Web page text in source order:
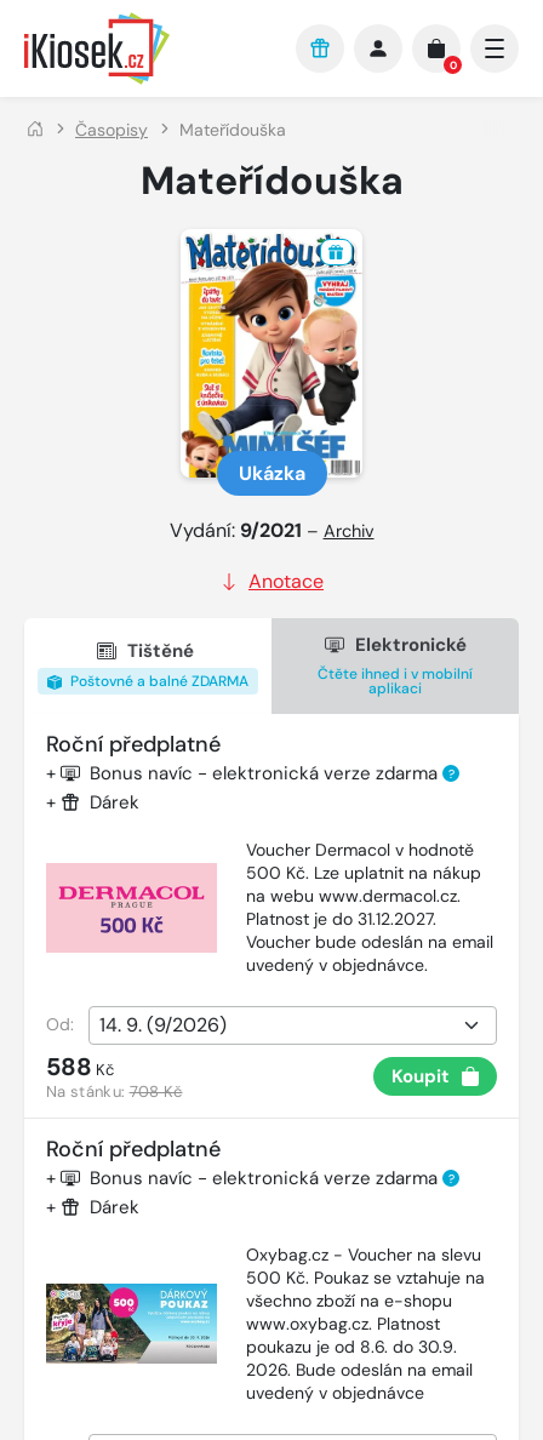
Přejít na hlavní obsah
0
Časopisy Mateřídouška
Mateřídouška
Ukázka
Vydání: 9/2021 – Archiv
Anotace
Tištěné
Poštovné a balné ZDARMA
Elektronické
Čtěte ihned i v mobilní
aplikaci
Roční předplatné
+ Bonus navíc - elektronická verze zdarma ?
+ Dárek
Voucher Dermacol v hodnotě
500 Kč. Lze uplatnit na nákup
na webu www.dermacol.cz.
Platnost je do 31.12.2027.
Voucher bude odeslán na email
uvedený v objednávce.
Od:
588 Kč
Na stánku:708 Kč
Koupit
Roční předplatné
+ Bonus navíc - elektronická verze zdarma ?
+ Dárek
Oxybag.cz - Voucher na slevu
500 Kč. Poukaz se vztahuje na
všechno zboží na e-shopu
www.oxybag.cz. Platnost
poukazu je od 8.6. do 30.9.
2026. Bude odeslán na email
uvedený v objednávce